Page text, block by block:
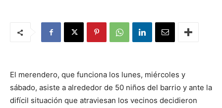
El merendero, que funciona los lunes, miércoles y
sábado, asiste a alrededor de 50 niños del barrio y ante la
difícil situación que atraviesan los vecinos decidieron